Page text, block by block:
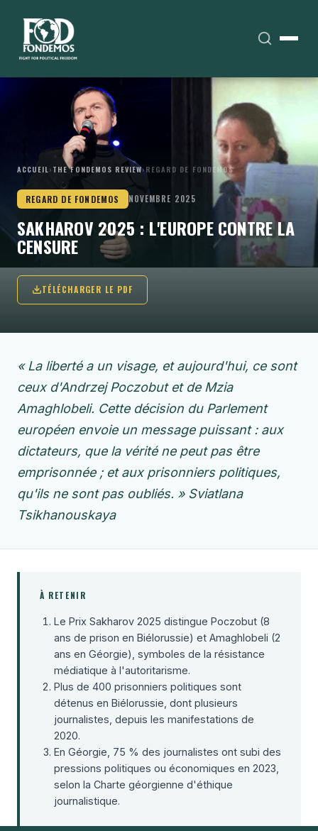
ACCUEIL› THE FONDEMOS REVIEW›REGARD DE FONDEMOS
REGARD DE FONDEMOS NOVEMBRE 2025
SAKHAROV 2025 : L'EUROPE CONTRE LA
CENSURE
TÉLÉCHARGER LE PDF
« La liberté a un visage, et aujourd'hui, ce sont
ceux d'Andrzej Poczobut et de Mzia
Amaghlobeli. Cette décision du Parlement
européen envoie un message puissant : aux
dictateurs, que la vérité ne peut pas être
emprisonnée ; et aux prisonniers politiques,
qu'ils ne sont pas oubliés. » Sviatlana
Tsikhanouskaya
À RETENIR
Le Prix Sakharov 2025 distingue Poczobut (8
ans de prison en Biélorussie) et Amaghlobeli (2
ans en Géorgie), symboles de la résistance
médiatique à l'autoritarisme.
Plus de 400 prisonniers politiques sont
détenus en Biélorussie, dont plusieurs
journalistes, depuis les manifestations de
2020.
En Géorgie, 75 % des journalistes ont subi des
pressions politiques ou économiques en 2023,
selon la Charte géorgienne d'éthique
journalistique.